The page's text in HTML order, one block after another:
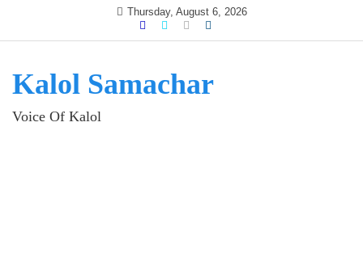
Thursday, August 6, 2026
Kalol Samachar
Voice Of Kalol